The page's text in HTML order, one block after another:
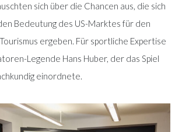
sich über die Chancen aus, die sich
Bedeutung des US-Marktes für den
ergeben. Für sportliche Expertise
Legende Hans Huber, der das Spiel
einordnete.